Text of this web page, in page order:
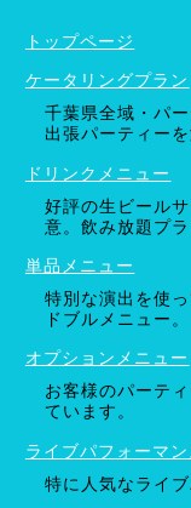
トップページ
ケータリングプラン
千葉県全域・パ
出張パーティーを
ドリンクメニュー
好評の生ビール
意。飲み放題プラ
単品メニュー
特別な演出を使
ドブルメニュー
オプションメニュー
お客様のパーテ
ています。
ライブパフォーマン
特に人気なライ